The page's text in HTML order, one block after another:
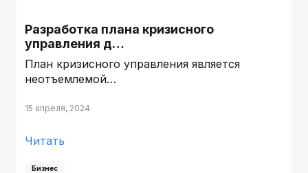
Разработка плана кризисного
управления д…
План кризисного управления является
неотъемлемой…
15 апреля, 2024
Читать
Бизнес